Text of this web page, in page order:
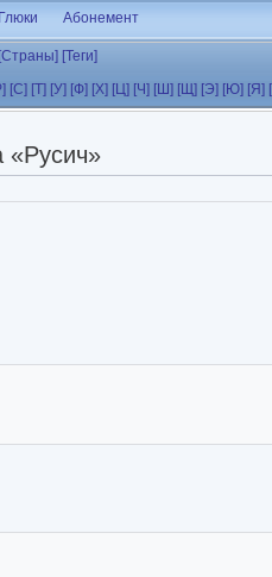
Глюки Абонемент
[Страны] [Теги]
[С] [Т] [У] [Ф] [Х] [Ц] [Ч] [Ш] [Щ] [Э] [Ю] [Я]
«Русич»